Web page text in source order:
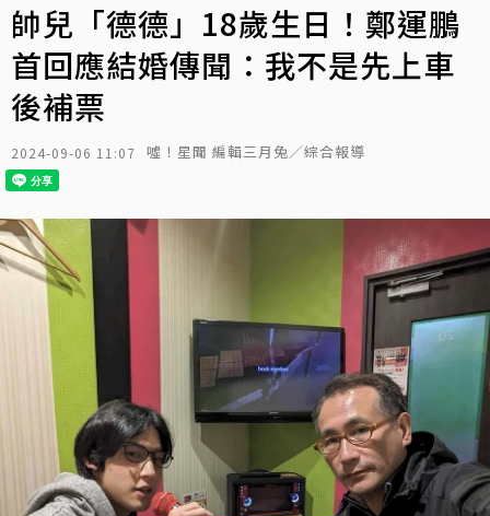
帥兒「德德」18歲生日！鄭運鵬
首回應結婚傳聞：我不是先上車
後補票
2024-09-06 11:07 噓！星聞 編輯三月兔／綜合報導